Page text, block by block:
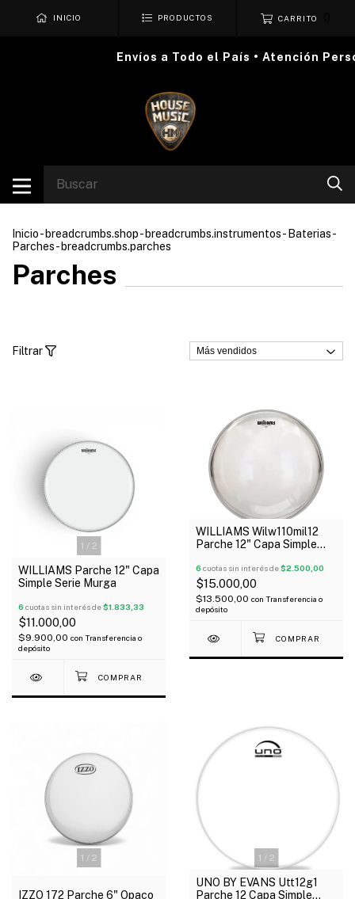
INICIO PRODUCTOS CARRITO
Envíos a Todo el País • Atención
Inicio- breadcrumbs.shop- breadcrumbs.instrumentos- Baterias-
Parches- breadcrumbs.parches
Parches
Filtrar
1 / 2
WILLIAMS Parche 12" Capa
Simple Serie Murga
6 cuotas sin interés de$1.833,33
$11.000,00
$9.900,00 con Transferencia o
depósito
WILLIAMS Wilw110mil12
Parche 12" Capa Simple
6 cuotas sin interés de$2.500,00
$15.000,00
$13.500,00 con Transferencia o
depósito
1 / 2
IZZO 172 Parche 6" Opaco
1 / 2
UNO BY EVANS Utt12g1
Parche 12 Capa Simple